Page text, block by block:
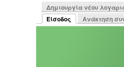
Πρωτεύουσες
Δημιουργία νέου
Είσοδος
(ενεργή καρτέλα)
Ανάκτηση